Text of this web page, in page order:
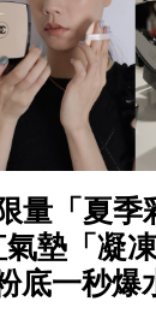
量「夏季
墊「凝凍
底一秒爆